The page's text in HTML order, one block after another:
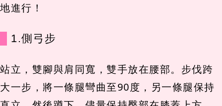
地進行！
1.側弓步
站立，雙腳與肩同寬，雙手放在腰部。步伐跨
大一步，將一條腿彎曲至90度，另一條腿保持